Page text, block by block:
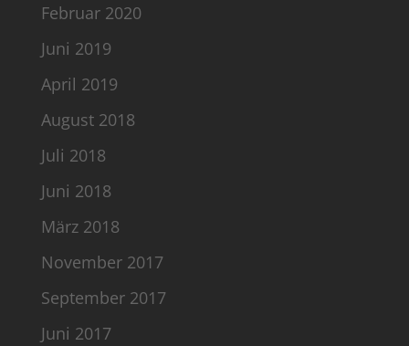
Februar 2020
Juni 2019
April 2019
August 2018
Juli 2018
Juni 2018
März 2018
November 2017
September 2017
Juni 2017